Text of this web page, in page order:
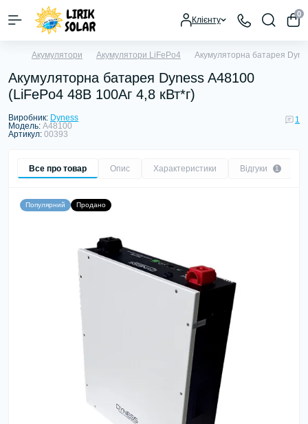
Клієнту
0
Акумулятори Акумулятори LiFePo4 Акумуляторна батарея
Акумуляторна батарея Dyness A48100
(LiFePo4 48В 100Аг 4,8 кВт*г)
Виробник: Dyness
Модель: A48100
Артикул: 00393
1
Все про товар Опис Характеристики Відгуки 1
Популярний Продано